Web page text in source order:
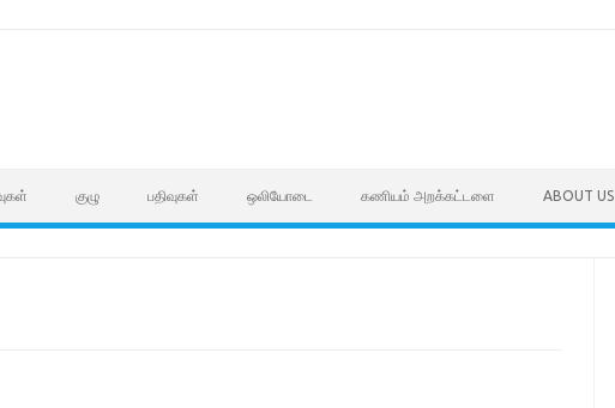
குழு பதிவுகள் ஒலியோடை கணியம் அறக்கட்டளை ABOUT US